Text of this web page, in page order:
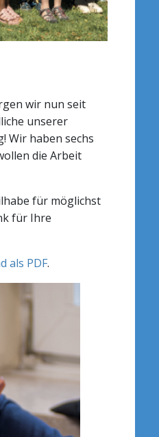
wir nun seit
unserer
Wir haben sechs
die Arbeit
für möglichst
für Ihre
als PDF.